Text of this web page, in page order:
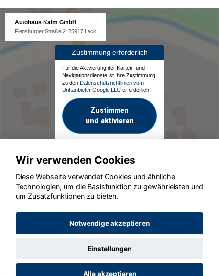
Autohaus Kaim GmbH
Flensburger Straße 2, 25917 Leck
Zustimmung erforderlich
Für die Aktivierung der Karten- und
Navigationsdienste ist Ihre Zustimmung
zu den Datenschutzrichtlinien vom
Drittanbieter Google LLC erforderlich.
Zustimmen
und aktivieren
© konjunkturmotor.de GmbH 2020 - 2026
Wir verwenden Cookies
Diese Webseite verwendet Cookies und ähnliche
Technologien, um die Basisfunktion zu gewährleisten und
um Zusatzfunktionen zu bieten.
Notwendige akzeptieren
Einstellungen
Alle akzeptieren